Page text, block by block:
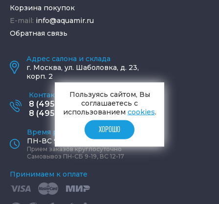
Корзина покупок
E-mail: info@aquamir.ru
Обратная связь
Адрес салона и склада
г. Москва, ул. Шаболовка, д. 23,
корп. 2
Контактные телефоны
8 (495) 795-77-65
8 (495) 797-11-67
Время работы офиса
ПН-ВС 9:00 - 19:00
Прием заказов круглосуточно
Самовывоз ПН-СБ 9-19, ВС 12-17
Принимаем к оплате
Пользуясь сайтом, Вы
соглашаетесь с
использованием cookies.
ХОРОШО